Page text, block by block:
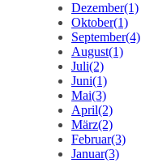
Dezember(1)
Oktober(1)
September(4)
August(1)
Juli(2)
Juni(1)
Mai(3)
April(2)
März(2)
Februar(3)
Januar(3)